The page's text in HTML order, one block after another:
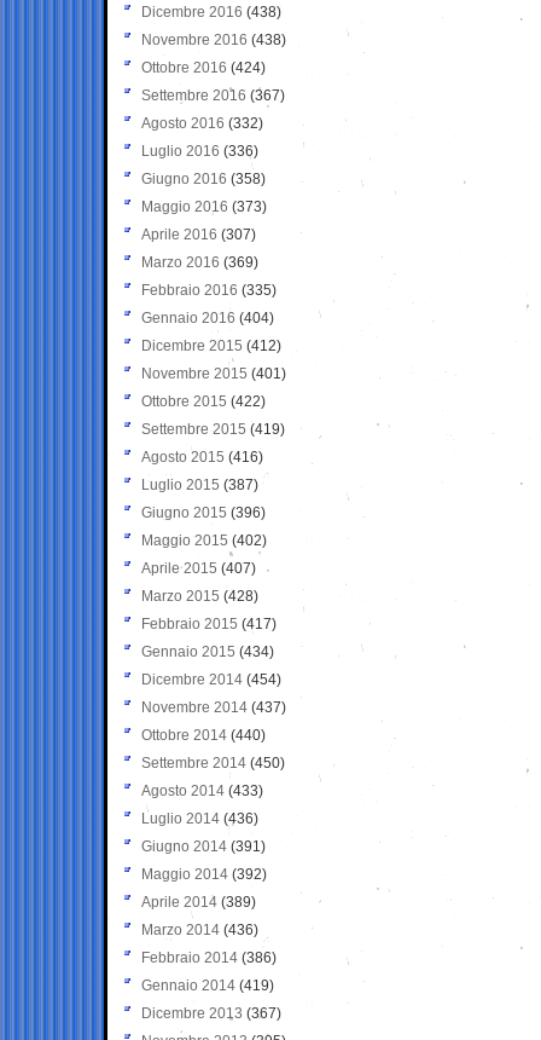
Dicembre 2016 (438)
Novembre 2016 (438)
Ottobre 2016 (424)
Settembre 2016 (367)
Agosto 2016 (332)
Luglio 2016 (336)
Giugno 2016 (358)
Maggio 2016 (373)
Aprile 2016 (307)
Marzo 2016 (369)
Febbraio 2016 (335)
Gennaio 2016 (404)
Dicembre 2015 (412)
Novembre 2015 (401)
Ottobre 2015 (422)
Settembre 2015 (419)
Agosto 2015 (416)
Luglio 2015 (387)
Giugno 2015 (396)
Maggio 2015 (402)
Aprile 2015 (407)
Marzo 2015 (428)
Febbraio 2015 (417)
Gennaio 2015 (434)
Dicembre 2014 (454)
Novembre 2014 (437)
Ottobre 2014 (440)
Settembre 2014 (450)
Agosto 2014 (433)
Luglio 2014 (436)
Giugno 2014 (391)
Maggio 2014 (392)
Aprile 2014 (389)
Marzo 2014 (436)
Febbraio 2014 (386)
Gennaio 2014 (419)
Dicembre 2013 (367)